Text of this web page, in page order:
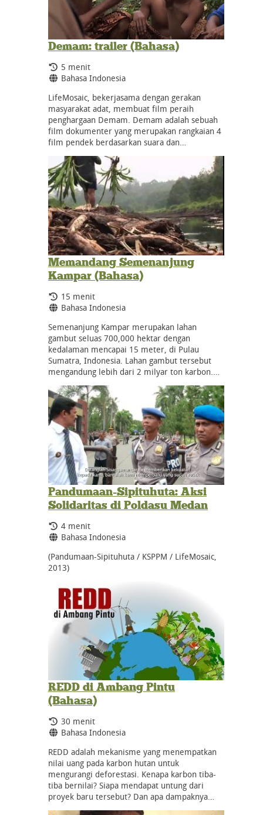
Demam: trailer (Bahasa)
Durasi:
5 menit
Bahasa:
Bahasa Indonesia
LifeMosaic, bekerjasama dengan gerakan
masyarakat adat, membuat film peraih
penghargaan Demam. Demam adalah sebuah
film dokumenter yang merupakan rangkaian 4
film pendek berdasarkan suara dan…
Memandang Semenanjung
Kampar (Bahasa)
Durasi:
15 menit
Bahasa:
Bahasa Indonesia
Semenanjung Kampar merupakan lahan
gambut seluas 700,000 hektar dengan
kedalaman mencapai 15 meter, di Pulau
Sumatra, Indonesia. Lahan gambut tersebut
mengandung lebih dari 2 milyar ton karbon.…
Pandumaan-Sipituhuta: Aksi
Solidaritas di Poldasu Medan
Durasi:
4 menit
Bahasa:
Bahasa Indonesia
(Pandumaan-Sipituhuta / KSPPM / LifeMosaic,
2013)
REDD di Ambang Pintu
(Bahasa)
Durasi:
30 menit
Bahasa:
Bahasa Indonesia
REDD adalah mekanisme yang menempatkan
nilai uang pada karbon hutan untuk
mengurangi deforestasi. Kenapa karbon tiba-
tiba bernilai? Siapa mendapat untung dari
proyek baru tersebut? Dan apa dampaknya…